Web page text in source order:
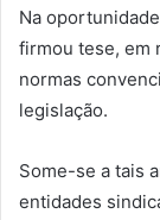
Na
firmou tese, em
normas
legislação.
Some-se a tais
entidades